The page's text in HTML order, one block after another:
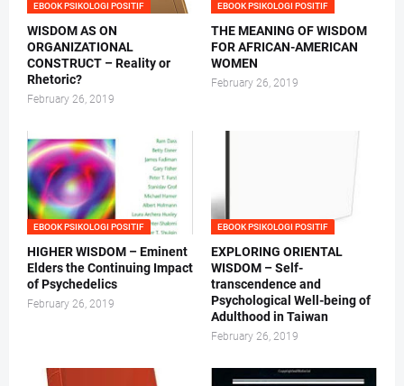
EBOOK PSIKOLOGI POSITIF
WISDOM AS ON
ORGANIZATIONAL
CONSTRUCT – Reality or
Rhetoric?
February 26, 2019
EBOOK PSIKOLOGI POSITIF
THE MEANING OF WISDOM
FOR AFRICAN-AMERICAN
WOMEN
February 26, 2019
EBOOK PSIKOLOGI POSITIF
HIGHER WISDOM – Eminent
Elders the Continuing Impact
of Psychedelics
February 26, 2019
EBOOK PSIKOLOGI POSITIF
EXPLORING ORIENTAL
WISDOM – Self-
transcendence and
Psychological Well-being of
Adulthood in Taiwan
February 26, 2019